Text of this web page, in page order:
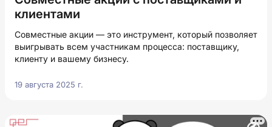
клиентами
Совместные акции — это инструмент, который позволяет
выигрывать всем участникам процесса: поставщику,
клиенту и вашему бизнесу.
19 августа 2025 г.